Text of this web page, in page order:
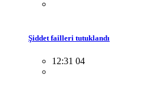
Şiddet failleri tutuklandı
12:31 04